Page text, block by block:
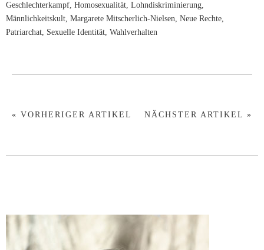
Geschlechterkampf, Homosexualität, Lohndiskriminierung,
Männlichkeitskult, Margarete Mitscherlich-Nielsen, Neue Rechte,
Patriarchat, Sexuelle Identität, Wahlverhalten
NÄCHSTER ARTIKEL »
« VORHERIGER ARTIKEL